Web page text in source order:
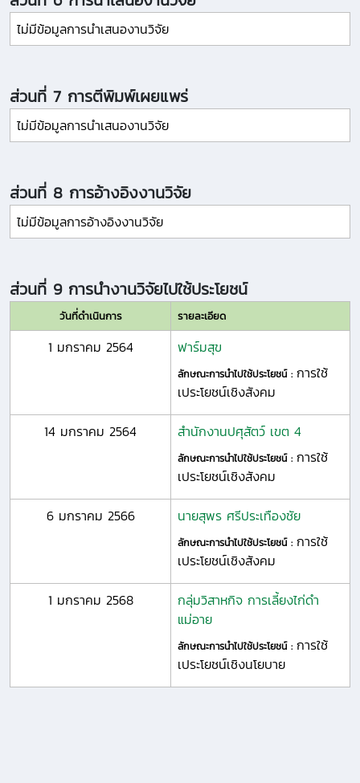
ไม่มีข้อมูลการนำเสนองานวิจัย
ส่วนที่ 7 การตีพิมพ์เผยแพร่
ไม่มีข้อมูลการนำเสนองานวิจัย
ส่วนที่ 8 การอ้างอิงงานวิจัย
ไม่มีข้อมูลการอ้างอิงงานวิจัย
ส่วนที่ 9 การนำงานวิจัยไปใช้ประโยชน์
วันที่ดำเนินการ รายละเอียด
1 มกราคม 2564 ฟาร์มสุข
ลักษณะการนำไปใช้ประโยชน์ : การใช้
เประโยชน์เชิงสังคม
14 มกราคม 2564 สำนักงานปศุสัตว์ เขต 4
ลักษณะการนำไปใช้ประโยชน์ : การใช้
เประโยชน์เชิงสังคม
6 มกราคม 2566 นายสุพร ศรีประเทืองชัย
ลักษณะการนำไปใช้ประโยชน์ : การใช้
เประโยชน์เชิงสังคม
1 มกราคม 2568
กลุ่มวิสาหกิจ การเลี้ยงไก่ดำ
แม่อาย
ลักษณะการนำไปใช้ประโยชน์ : การใช้
เประโยชน์เชิงนโยบาย